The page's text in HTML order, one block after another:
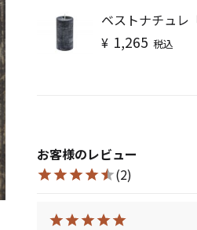
ベストナチュレ
¥ 1,265 税込
お客様のレビュー
(2)